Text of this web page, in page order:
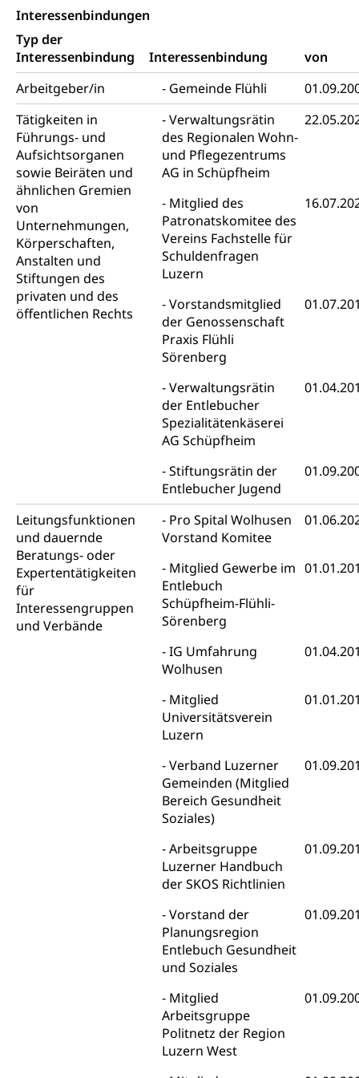
Interessenbindungen
Typ der
Interessenbindung
Interessenbindung
von
Arbeitgeber/in
Gemeinde Flühli
Tätigkeiten in
Führungs- und
Aufsichtsorganen
sowie Beiräten und
ähnlichen Gremien
von
Unternehmungen,
Körperschaften,
Anstalten und
Stiftungen des
privaten und des
öffentlichen Rechts
Verwaltungsrätin
des Regionalen Wohn-
und Pflegezentrums
AG in Schüpfheim
Mitglied des
Patronatskomitee des
Vereins Fachstelle für
Schuldenfragen
Luzern
Vorstandsmitglied
der Genossenschaft
Praxis Flühli
Sörenberg
Verwaltungsrätin
der Entlebucher
Spezialitätenkäserei
AG Schüpfheim
Stiftungsrätin der
Entlebucher Jugend
Leitungsfunktionen
und dauernde
Beratungs- oder
Expertentätigkeiten
für
Interessengruppen
und Verbände
Pro Spital Wolhusen
Vorstand Komitee
Mitglied Gewerbe im
Entlebuch
Schüpfheim-Flühli-
Sörenberg
IG Umfahrung
Wolhusen
Mitglied
Universitätsverein
Luzern
Verband Luzerner
Gemeinden (Mitglied
Bereich Gesundheit
Soziales)
Arbeitsgruppe
Luzerner Handbuch
der SKOS Richtlinien
Vorstand der
Planungsregion
Entlebuch Gesundheit
und Soziales
Mitglied
Arbeitsgruppe
Politnetz der Region
Luzern West
Religion (gruezi.lu.ch)
Freizeitaktivitäten, Schulsport, Spitzensport,
Breitensport, Jugend und Sport, Sportanlagen
Olympiateam Kanton Luzern
Offene Sporthallen
Gesundheitsförderung
Jugend+Sport
Freiwilliger Schulsport
Sportförderung
Tiere
Haustiere, Heimtiere, Wildtiere, Veterinärmedizin,
Tiermedizin, Tierarzt, Tierschutz, Jagd, Fischerei,
Viehzucht
Tierschutz
Hobbytierhaltung und Bienen
Veterinärdienst
Wildtiere
Halten von Wildtieren
Haltung Heimtiere
Hunde
Todesfall
Bestattung, Beerdigung, Testament, Erbrecht,
Erbschaft, Todesschein, Todesanzeige,
Zivilstandsamt, Erben, Erbenliste
Ärztliche Todesbescheinigung
Sicherheit
Militär, Militärdienst, Militärdienstpflicht,
Wehrpflicht, Berufssoldat, Militärdienstverweigerer,
Dienstverweigerer, Militärdienstverweigerung,
Wehrpflichtersatz, Wehrpflichtersatzabgabe
Militär
Erwerbsausfallentschädigung (WAS Luzern)
Feuerwehr, Gesundheitswesen, technische Betriebe,
Alarmierung, Sirenentest
Kantonaler Führungsstab
Polizei
Ordnungskräfte, Sicherheit, öffentliche Ordnung
Polizei
Versorgung
Vorratshaltung, Vorrat
Wasserversorgung
Waffenerwerbsschein, Waffenschein, Waffenbüro,
Waffentragen, Selbstverteidigung
Waffen, Sprengstoffe und Pyrotechnik
Bundesamt für Zivildienst ZIVI
Erwerbsausfallentschädigung (WAS Luzern)
Schutzdienstpflicht, Schutzraum,
Zivilschutz
Gleichstellung von Frau und Mann
Diskriminierung, Gleichstellungsbüro, Mobbing
Gleichstellung aller Geschlechter und
Lebensformen
Gleichstellung Menschen mit
Behinderungen
Zivilrecht, Zivilrechtspflege, Gerichtsverfahren
Bezirksgerichte: Aufgaben und Verfahren
Betreibung und Konkurs